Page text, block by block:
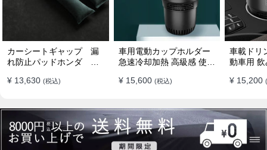
カーシートギャップ 漏
れ防止パッドホンダ シ
ション
¥ 13,630 (税込)
車用電動カップホルダー
急速冷却加熱 高級感 使い
¥ 15,600 (税込)
車載ドリ
動車用 飲
¥ 15,200